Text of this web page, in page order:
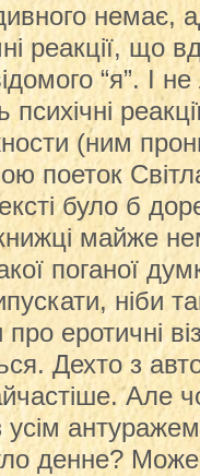
немає,
реакції, що
“я”. І
психічні
(ним
поеток
було б
майже
поганої
ніби
еротичні
Дехто з
Але
денне?